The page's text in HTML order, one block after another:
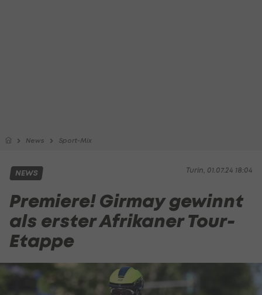
News Sport-Mix
Turin, 01.07.24 18:04
NEWS
Premiere! Girmay gewinnt
als erster Afrikaner Tour-
Etappe